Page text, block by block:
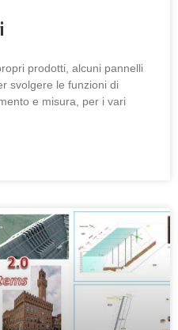
prodotti, alcuni pannelli
svolgere le funzioni di
e misura, per i vari